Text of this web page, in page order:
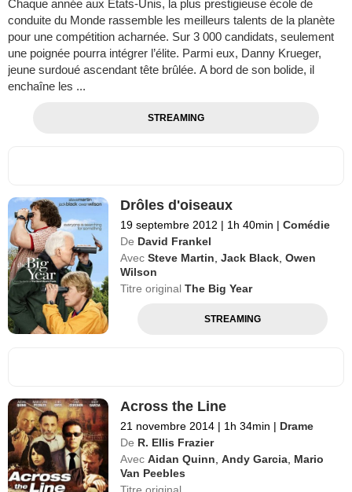
Chaque année aux États-Unis, la plus prestigieuse école de
conduite du Monde rassemble les meilleurs talents de la planète
pour une compétition acharnée. Sur 3 000 candidats, seulement
une poignée pourra intégrer l’élite. Parmi eux, Danny Krueger,
jeune surdoué ascendant tête brûlée. A bord de son bolide, il
enchaîne les ...
STREAMING
Drôles d'oiseaux
19 septembre 2012 | 1h 40min | Comédie
De David Frankel
Avec Steve Martin ,Jack Black ,Owen
Wilson
Titre originalThe Big Year
STREAMING
Across the Line
21 novembre 2014 | 1h 34min | Drame
De R. Ellis Frazier
Avec Aidan Quinn ,Andy Garcia Mario
Van Peebles